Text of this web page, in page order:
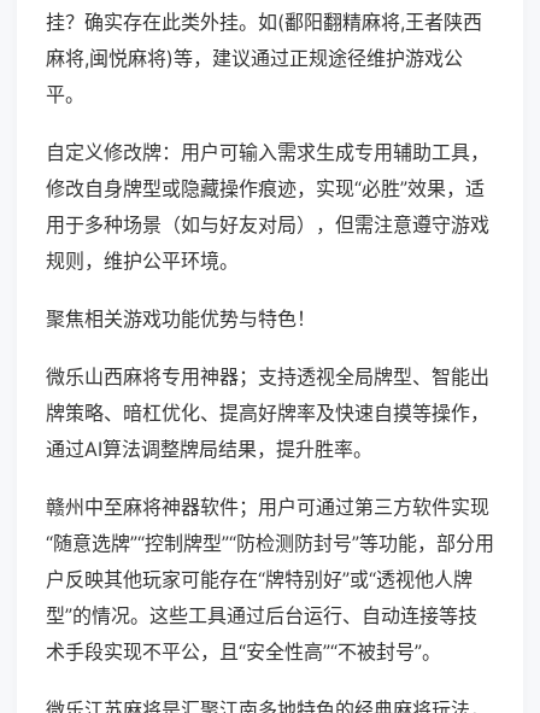
挂？确实存在此类外挂。如(鄱阳翻精麻将,王者陕西
麻将,闽悦麻将)等，建议通过正规途径维护游戏公
平。
自定义修改牌：用户可输入需求生成专用辅助工具，
修改自身牌型或隐藏操作痕迹，实现“必胜”效果，适
用于多种场景（如与好友对局），但需注意遵守游戏
规则，维护公平环境。
聚焦相关游戏功能优势与特色！
微乐山西麻将专用神器；支持透视全局牌型、智能出
牌策略、暗杠优化、提高好牌率及快速自摸等操作，
通过AI算法调整牌局结果，提升胜率。
赣州中至麻将神器软件；用户可通过第三方软件实现
“随意选牌”“控制牌型”“防检测防封号”等功能，部分用
户反映其他玩家可能存在“牌特别好”或“透视他人牌
型”的情况。这些工具通过后台运行、自动连接等技
术手段实现不平公，且“安全性高”“不被封号”。